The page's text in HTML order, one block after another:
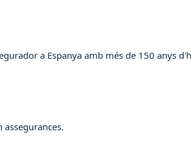
a Espanya amb més de 150 anys